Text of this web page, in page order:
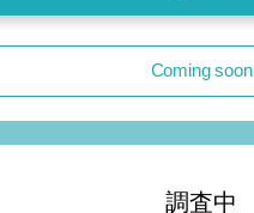
Coming soon
調査中